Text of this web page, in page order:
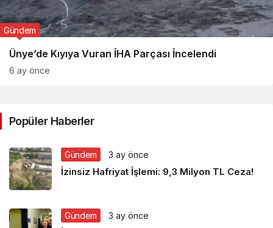
Ünye’de Kıyıya Vuran İHA Parçası İncelendi
Gündem
6 ay önce
Popüler Haberler
Gündem 3 ay önce
İzinsiz Hafriyat İşlemi: 9,3 Milyon TL Ceza!
Gündem 3 ay önce